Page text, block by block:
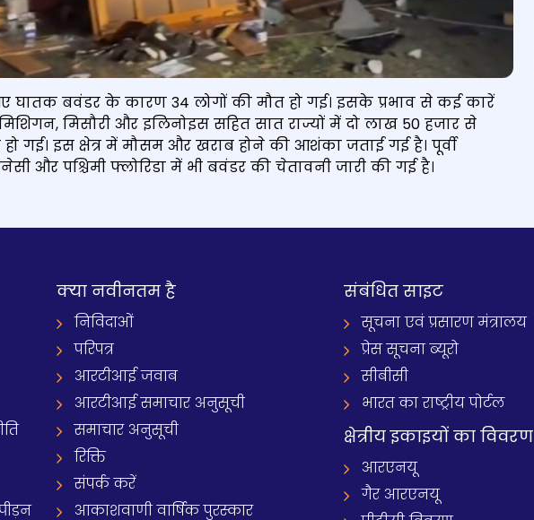
घातक बवंडर के कारण 34 लोगों की मौत हो गई। इसके प्रभाव से कई कारें
मिसौरी और इलिनोइस सहित सात राज्यों में दो लाख 50 हजार से
गई। इस क्षेत्र में मौसम और खराब होने की आशंका जताई गई है। पूर्वी
और पश्चिमी फ्लोरिडा में भी बवंडर की चेतावनी जारी की गई है।
क्‍या नवीनतम है
निविदाओं
परिपत्र
आरटीआई जवाब
आरटीआई समाचार अनुसूची
समाचार अनुसूची
रिक्ति
संपर्क करें
आकाशवाणी वार्षिक पुरस्कार
संबंधित साइट
सूचना एवं प्रसारण मंत्रालय
प्रेस सूचना ब्यूरो
सीबीसी
भारत का राष्ट्रीय पोर्टल
क्षेत्रीय इकाइयों का विवरण
आरएनयू
गैर आरएनयू